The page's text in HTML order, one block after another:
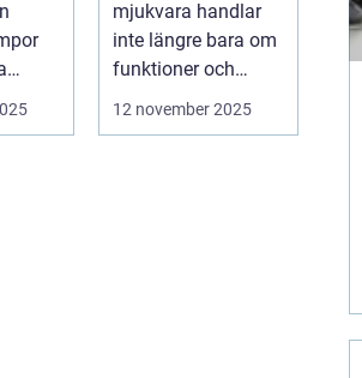
...
mjukvara handlar
inte längre bara om
funktioner och
användargränss...
12 november 2025